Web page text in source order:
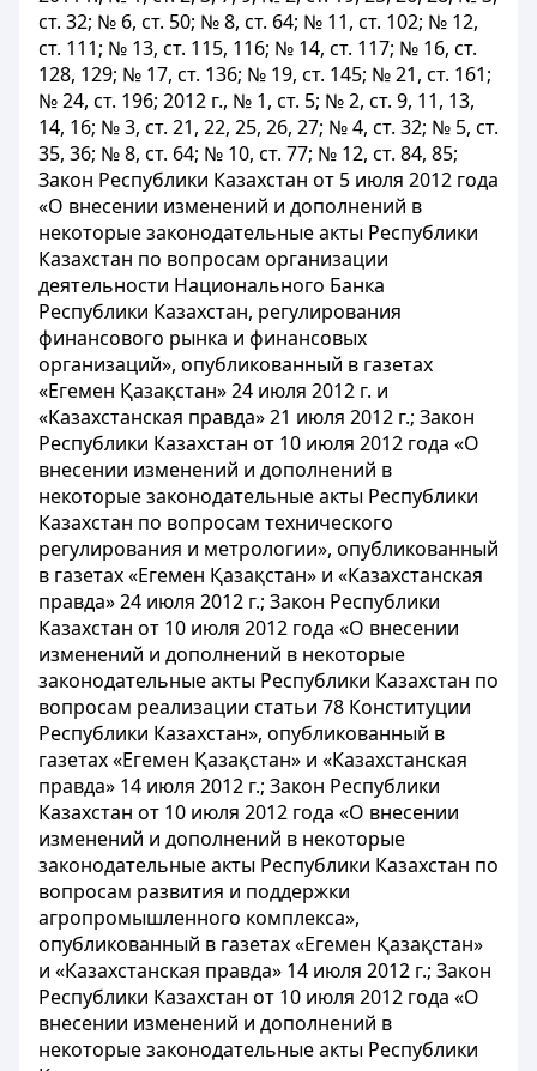
ст. 32; № 6, ст. 50; № 8, ст. 64; № 11, ст. 102; № 12,
ст. 111; № 13, ст. 115, 116; № 14, ст. 117; № 16, ст.
128, 129; № 17, ст. 136; № 19, ст. 145; № 21, ст. 161;
№ 24, ст. 196; 2012 г., № 1, ст. 5; № 2, ст. 9, 11, 13,
14, 16; № 3, ст. 21, 22, 25, 26, 27; № 4, ст. 32; № 5, ст.
35, 36; № 8, ст. 64; № 10, ст. 77; № 12, ст. 84, 85;
Закон Республики Казахстан от 5 июля 2012 года
«О внесении изменений и дополнений в
некоторые законодательные акты Республики
Казахстан по вопросам организации
деятельности Национального Банка
Республики Казахстан, регулирования
финансового рынка и финансовых
организаций», опубликованный в газетах
«Егемен Қазақстан» 24 июля 2012 г. и
«Казахстанская правда» 21 июля 2012 г.; Закон
Республики Казахстан от 10 июля 2012 года «О
внесении изменений и дополнений в
некоторые законодательные акты Республики
Казахстан по вопросам технического
регулирования и метрологии», опубликованный
в газетах «Егемен Қазақстан» и «Казахстанская
правда» 24 июля 2012 г.; Закон Республики
Казахстан от 10 июля 2012 года «О внесении
изменений и дополнений в некоторые
законодательные акты Республики Казахстан по
вопросам реализации статьи 78 Конституции
Республики Казахстан», опубликованный в
газетах «Егемен Қазақстан» и «Казахстанская
правда» 14 июля 2012 г.; Закон Республики
Казахстан от 10 июля 2012 года «О внесении
изменений и дополнений в некоторые
законодательные акты Республики Казахстан по
вопросам развития и поддержки
агропромышленного комплекса»,
опубликованный в газетах «Егемен Қазақстан»
и «Казахстанская правда» 14 июля 2012 г.; Закон
Республики Казахстан от 10 июля 2012 года «О
внесении изменений и дополнений в
некоторые законодательные акты Республики